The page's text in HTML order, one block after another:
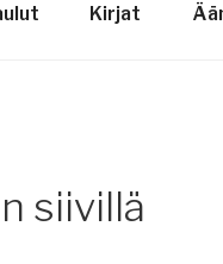
Kirjat
siivillä